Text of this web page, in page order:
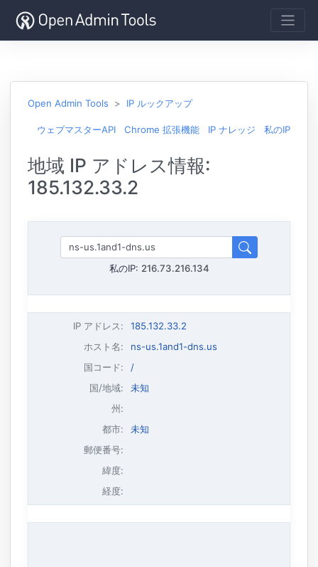
Open Admin Tools IP ルックアップ
ウェブマスターAPI Chrome 拡張機能 IP ナレッジ 私のIP
地域 IP アドレス情報:
185.132.33.2
私のIP: 216.73.216.134
IP アドレス:
185.132.33.2
ホスト名:
ns-us.1and1-dns.us
国コード:
/
国/地域:
未知
州:
都市:
未知
郵便番号:
緯度:
経度: